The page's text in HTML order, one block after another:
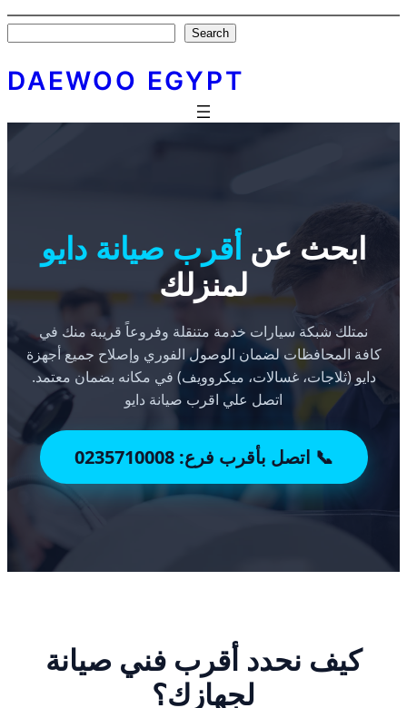
Skip
to
Search
DAEWOO EGYPT
ابحث عن أقرب صيانة دايو
لمنزلك
نمتلك شبكة سيارات خدمة متنقلة وفروعاً قريبة منك في
كافة المحافظات لضمان الوصول الفوري وإصلاح جميع أجهزة
دايو (ثلاجات، غسالات، ميكروويف) في مكانه بضمان معتمد.
اتصل علي اقرب صيانة دايو
📞 اتصل بأقرب فرع: 0235710008
كيف نحدد أقرب فني صيانة
لجهازك؟